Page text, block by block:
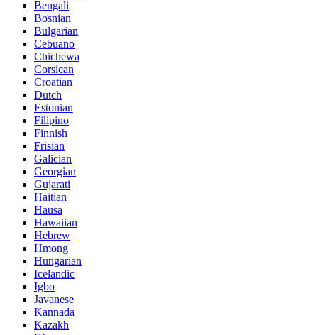
Bengali
Bosnian
Bulgarian
Cebuano
Chichewa
Corsican
Croatian
Dutch
Estonian
Filipino
Finnish
Frisian
Galician
Georgian
Gujarati
Haitian
Hausa
Hawaiian
Hebrew
Hmong
Hungarian
Icelandic
Igbo
Javanese
Kannada
Kazakh